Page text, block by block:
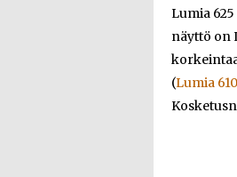
Lumia
näyttö on
(Lumia 610